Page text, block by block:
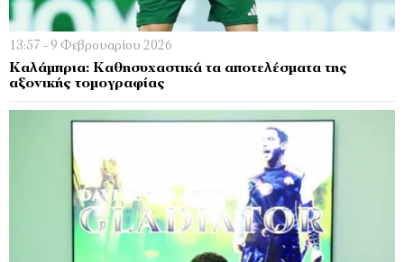
13:57 - 9 Φεβρουαρίου 2026
Καλάμπρια: Καθησυχαστικά τα αποτελέσματα της
αξονικής τομογραφίας